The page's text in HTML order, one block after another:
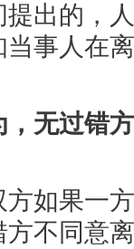
出的，
事人在
无过错
如果一方
不同意